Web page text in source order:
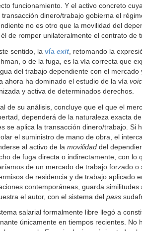
funcionamiento. Y el activo concreto
transacción dinero/trabajo gobierna el
no es otro que la movilidad del
él de romper unilateralmente el contrato de
sentido, la vía exit, retomando la
o de la fuga, es la vía correcta que
del trabajo dependiente con el mercado
ahora ha dominado el estudio de la vía
y activa de determinados derechos.
de su análisis, concluye que el que el
dependerá de la naturaleza exacta
se aplica la transacción dinero­/trabajo. Si
el suministro de mano de obra, el
al activo de la movilidad del
de fuga directa o indirectamente, con lo
de un mercado de trabajo forzado o
de residencia y de trabajo aplicado
contemporáneas, guarda
el autor, con el sistema del pass
salarial formalmente libre llegó a
únicamente en tiempos recientes. No